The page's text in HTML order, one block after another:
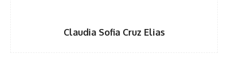
Claudia Sofia Cruz Elias